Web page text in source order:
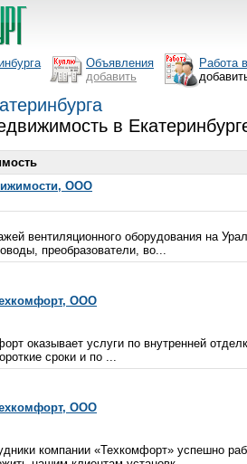
Объявления
добавить
Работа
в
ООО
вентиляционного оборудования на
преобразователи, во...
ООО
оказывает услуги по внутренней
сроки и по ...
ООО
компании «Техкомфорт» успешно